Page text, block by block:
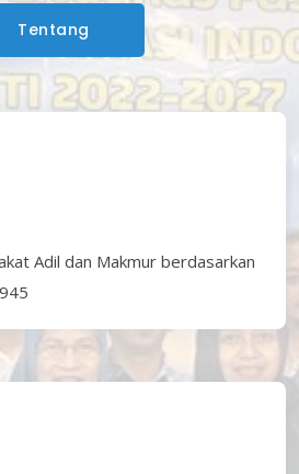
Tentang
Adil dan Makmur berdasarkan